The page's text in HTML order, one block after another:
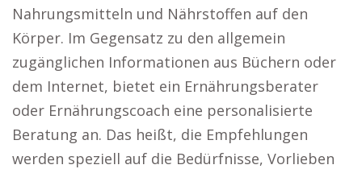
Nahrungsmitteln und Nährstoffen auf den
Körper. Im Gegensatz zu den allgemein
zugänglichen Informationen aus Büchern oder
dem Internet, bietet ein Ernährungsberater
oder Ernährungscoach eine personalisierte
Beratung an. Das heißt, die Empfehlungen
werden speziell auf die Bedürfnisse, Vorlieben